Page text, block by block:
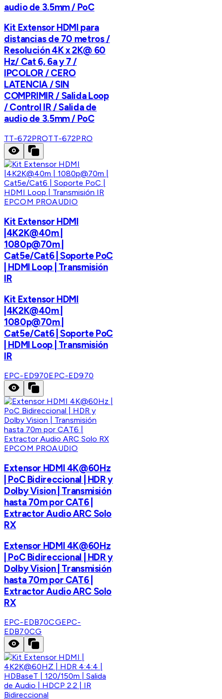
audio de 3.5mm / PoC
Kit Extensor HDMI para
distancias de 70 metros /
Resolución 4K x 2K@ 60
Hz/ Cat 6, 6a y 7 /
IPCOLOR / CERO
LATENCIA / SIN
COMPRIMIR / Salida Loop
/ Control IR / Salida de
audio de 3.5mm / PoC
TT-672PROTT-672PRO
EPCOM PROAUDIO
Kit Extensor HDMI
|4K2K@40m |
1080p@70m |
Cat5e/Cat6 | Soporte PoC
| HDMI Loop | Transmisión
IR
Kit Extensor HDMI
|4K2K@40m |
1080p@70m |
Cat5e/Cat6 | Soporte PoC
| HDMI Loop | Transmisión
IR
EPC-ED970EPC-ED970
EPCOM PROAUDIO
Extensor HDMI 4K@60Hz
| PoC Bidireccional | HDR y
Dolby Vision | Transmisión
hasta 70m por CAT6 |
Extractor Audio ARC Solo
RX
Extensor HDMI 4K@60Hz
| PoC Bidireccional | HDR y
Dolby Vision | Transmisión
hasta 70m por CAT6 |
Extractor Audio ARC Solo
RX
EPC-EDB70CGEPC-
EDB70CG